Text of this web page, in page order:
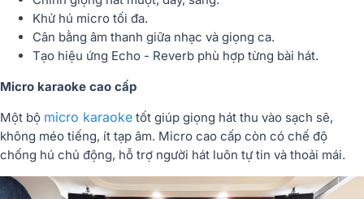
Khử hú micro tối đa.
Cân bằng âm thanh giữa nhạc và giọng ca.
Tạo hiệu ứng Echo - Reverb phù hợp từng bài hát.
Micro karaoke cao cấp
Một bộ micro karaoke tốt giúp giọng hát thu vào sạch sẽ,
không méo tiếng, ít tạp âm. Micro cao cấp còn có chế độ
chống hú chủ động, hỗ trợ người hát luôn tự tin và thoải mái.